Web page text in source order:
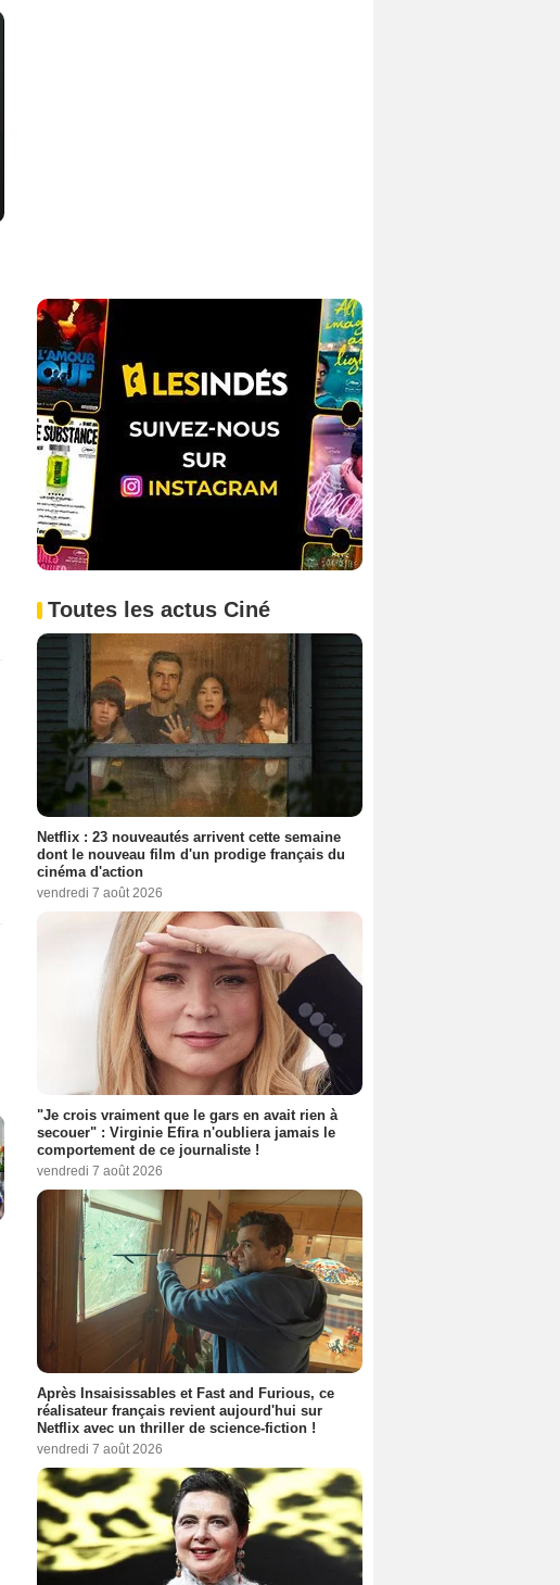
Toutes les actus Ciné
Netflix : 23 nouveautés arrivent cette semaine
dont le nouveau film d'un prodige français du
cinéma d'action
vendredi 7 août 2026
"Je crois vraiment que le gars en avait rien à
secouer" : Virginie Efira n'oubliera jamais le
comportement de ce journaliste !
vendredi 7 août 2026
Après Insaisissables et Fast and Furious, ce
réalisateur français revient aujourd'hui sur
Netflix avec un thriller de science-fiction !
vendredi 7 août 2026